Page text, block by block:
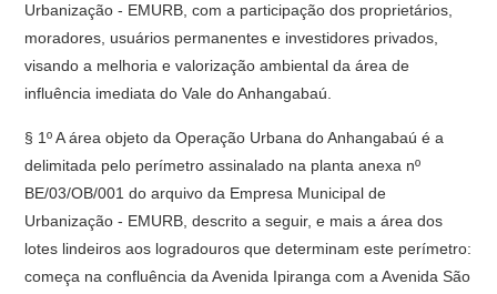
Urbanização - EMURB, com a participação dos proprietários,
moradores, usuários permanentes e investidores privados,
visando a melhoria e valorização ambiental da área de
influência imediata do Vale do Anhangabaú.
§ 1º A área objeto da Operação Urbana do Anhangabaú é a
delimitada pelo perímetro assinalado na planta anexa nº
BE/03/OB/001 do arquivo da Empresa Municipal de
Urbanização - EMURB, descrito a seguir, e mais a área dos
lotes lindeiros aos logradouros que determinam este perímetro:
começa na confluência da Avenida Ipiranga com a Avenida São